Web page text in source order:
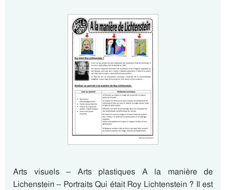
Arts visuels – Arts plastiques A la manière de
Lichenstein – Portraits Qui était Roy Lichtenstein ? Il est